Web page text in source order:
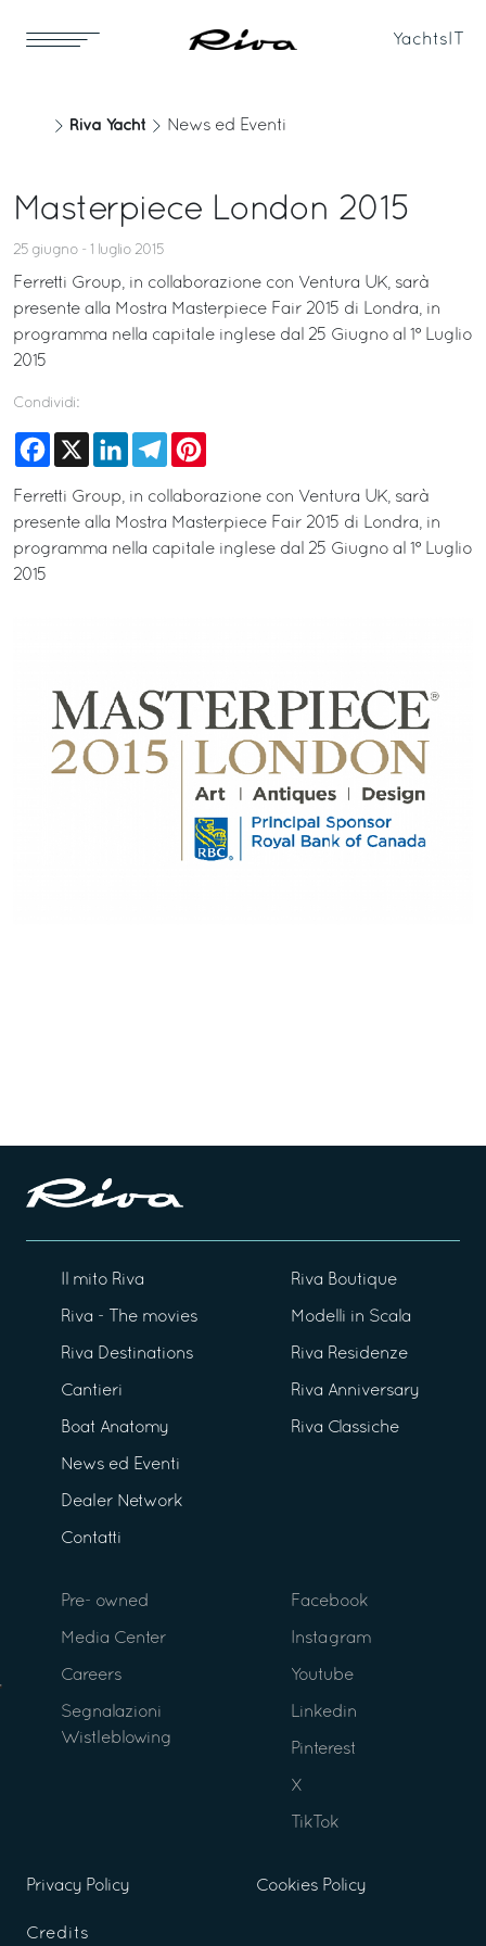
Yachts
Riva Yacht News ed Eventi
Masterpiece London 2015
25 giugno - 1 luglio 2015
Ferretti Group, in collaborazione con Ventura UK, sarà
presente alla Mostra Masterpiece Fair 2015 di Londra, in
programma nella capitale inglese dal 25 Giugno al 1° Luglio
2015
Condividi:
Facebook
X LinkedInTelegram
Ferretti Group, in collaborazione con Ventura UK, sarà
presente alla Mostra Masterpiece Fair 2015 di Londra, in
programma nella capitale inglese dal 25 Giugno al 1° Luglio
2015
Il mito Riva
Riva - The movies
Riva Destinations
Cantieri
Boat Anatomy
News ed Eventi
Dealer Network
Contatti
Riva Boutique
Modelli in Scala
Riva Residenze
Riva Anniversary
Riva Classiche
Pre- owned
Media Center
Careers
Segnalazioni
Wistleblowing
Facebook
Instagram
Youtube
Linkedin
Pinterest
X
TikTok
Privacy Policy Cookies Policy
Credits